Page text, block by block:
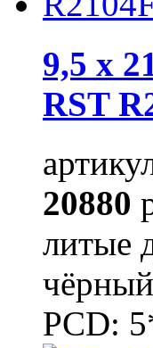
9,5 x
RST
20880
литые
PCD: